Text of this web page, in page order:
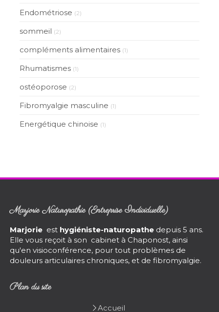
Endométriose (2)
sommeil (2)
compléments alimentaires (1)
Rhumatismes (1)
ostéoporose (2)
Fibromyalgie masculine (1)
Energétique chinoise (1)
Marjorie Naturopathie (Entreprise Individuelle)
Marjorie est hygiéniste-naturopathe depuis 5 ans.
Elle vous reçoit à son cabinet à Chaponost, ainsi
qu'en visioconférence, pour tout problèmes de
douleurs articulaires chroniques, et de fibromyalgie.
Plan du site
Accueil